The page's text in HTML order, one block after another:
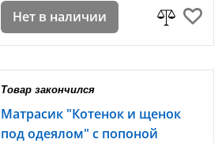
Нет в наличии
Товар закончился
Матрасик "Котенок и щенок
под одеялом" с попоной